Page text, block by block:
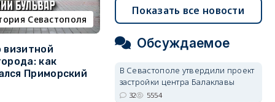
Севастополя
визитной
как
Приморский
Севастополь стал лидером
строительства, но с одним
позитивным нюансом
Показать все новости
Обсуждаемое
В Севастополе утвердили проект
застройки центра Балаклавы
32 5554